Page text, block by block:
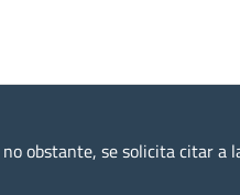
obstante, se solicita citar a